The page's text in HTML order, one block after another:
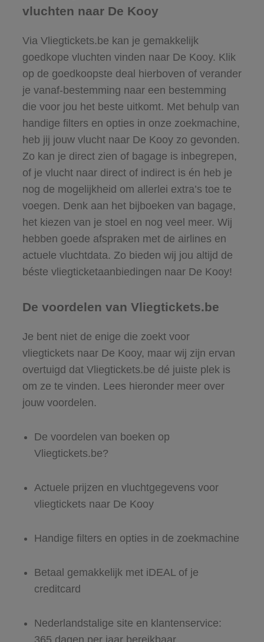
vluchten naar De Kooy
Via Vliegtickets.be kan je gemakkelijk
goedkope vluchten vinden naar De Kooy. Klik
op de goedkoopste deal hierboven of verander
je vanaf-bestemming naar een bestemming
die voor jou het beste uitkomt. Met behulp van
handige filters en opties in onze zoekmachine,
heb jij jouw vlucht naar De Kooy zo gevonden.
Zo kan je direct zien of bagage is inbegrepen,
of je vlucht naar direct of indirect is én heb je
nog de mogelijkheid om allerlei extra’s toe te
voegen. Denk aan het bijboeken van bagage,
het kiezen van je stoel en nog veel meer. Wij
hebben goede afspraken met de airlines en
actuele vluchtdata. Zo bieden wij jou altijd de
béste vliegticketaanbiedingen naar De Kooy!
De voordelen van Vliegtickets.be
Je bent niet de enige die zoekt voor
vliegtickets naar De Kooy, maar wij zijn ervan
overtuigd dat Vliegtickets.be dé juiste plek is
om ze te vinden. Lees hieronder meer over
jouw voordelen.
De voordelen van boeken op
Vliegtickets.be?
Actuele prijzen en vluchtgegevens voor
vliegtickets naar De Kooy
Handige filters en opties in de zoekmachine
Betaal gemakkelijk met iDEAL of je
creditcard
Nederlandstalige site en klantenservice:
365 dagen per jaar bereikbaar